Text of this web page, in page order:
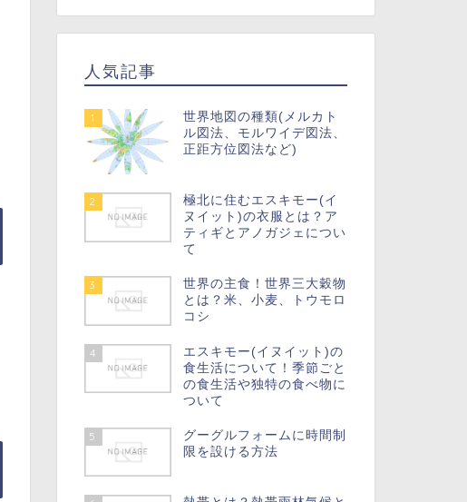
人気記事
1
世界地図の種類(メルカト
ル図法、モルワイデ図法、
正距方位図法など)
2
極北に住むエスキモー(イ
ヌイット)の衣服とは？ア
ティギとアノガジェについ
て
3
世界の主食！世界三大穀物
とは？米、小麦、トウモロ
コシ
4
エスキモー(イヌイット)の
食生活について！季節ごと
の食生活や独特の食べ物に
ついて
5
グーグルフォームに時間制
限を設ける方法